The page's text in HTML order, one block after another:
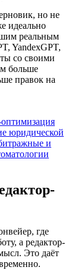
но не
идеально
реальным
YandexGPT,
со своими
больше
правок на
юридической
и
где
а редактор-
Это даёт